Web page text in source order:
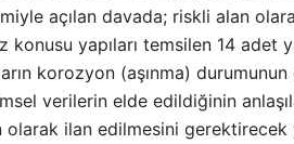
açılan davada; riskli alan
konusu yapıları temsilen 14
korozyon (aşınma)
verilerin elde edildiğinin
olarak ilan edilmesini gerektirecek